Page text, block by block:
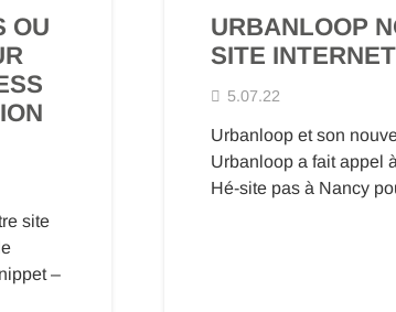
OU
site
–
URBANLOOP
SITE INTERNET
5.07.22
Urbanloop et son
Urbanloop a fait appel
Hé-site pas à Nancy